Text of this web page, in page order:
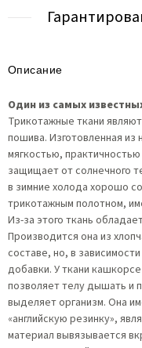
Описание
Один из самых
Трикотажные ткани
пошива. Изготовленная
мягкостью,
защищает от солнечного
в зимние холода хорошо
трикотажным полотном,
Из-за этого ткань
Производится она из
составе, но, в
добавки. У ткани
позволяет телу дышать и
выделяет организм. Она
«английскую резинку»,
материал вывязывается